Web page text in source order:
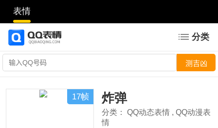
表情
分类
17帧 炸弹
分类： QQ动态表情 , QQ动漫表
情